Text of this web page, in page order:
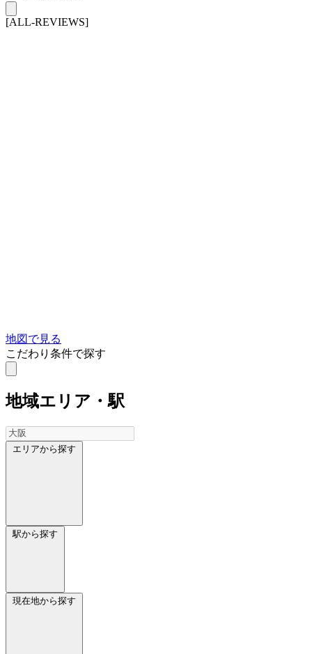
[ALL-REVIEWS]
地図で見る
こだわり条件で探す
地域エリア・駅
エリアから探す
駅から探す
現在地から探す